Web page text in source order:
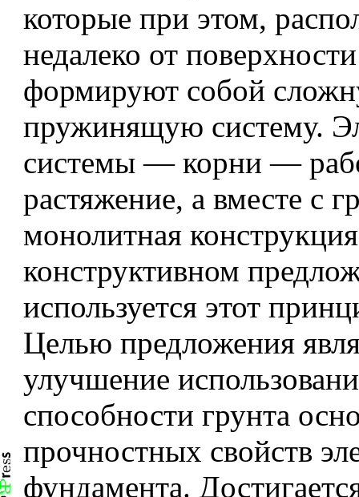
которые при этом,
недалеко от
формируют собой
пружинящую систему.
системы — корни —
растяжение, а вместе с
монолитная
конструктивном
используется этот
Целью предложения
улучшение
способности грунта
прочностных свойств
фундамента.